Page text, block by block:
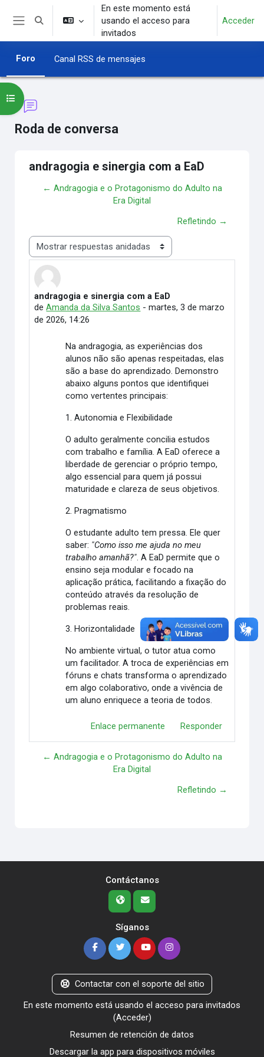
Salta al contenido principal
Selector de búsqueda de entrada
En este momento está
usando el acceso para
invitados
Acceder
Foro Canal RSS de mensajes
Roda de conversa
Abrir índice del curso
andragogia e sinergia com a EaD
← Andragogia e o Protagonismo do Adulto na
Era Digital
Refletindo →
Mostrar modo
andragogia e sinergia com a EaD
deAmanda da Silva Santos -martes, 3 de marzo
de 2026, 14:26
Número de respuestas: 0
Na andragogia, as experiências dos
alunos não são apenas respeitadas, elas
são a base do aprendizado. Demonstro
abaixo alguns pontos que identifiquei
como vertentes principais:
1. Autonomia e Flexibilidade
O adulto geralmente concilia estudos
com trabalho e família. A EaD oferece a
liberdade de gerenciar o próprio tempo,
algo essencial para quem já possui
maturidade e clareza de seus objetivos.
2. Pragmatismo
O estudante adulto tem pressa. Ele quer
saber: "Como isso me ajuda no meu
trabalho amanhã?". A EaD permite que o
ensino seja modular e focado na
aplicação prática, facilitando a fixação do
conteúdo através da resolução de
problemas reais.
3. Horizontalidade
No ambiente virtual, o tutor atua como
um facilitador. A troca de experiências em
fóruns e chats transforma o aprendizado
em algo colaborativo, onde a vivência de
um aluno enriquece a teoria de todos.
Enlace permanente Responder
← Andragogia e o Protagonismo do Adulto na
Era Digital
Refletindo →
Contáctanos
Síganos
Contactar con el soporte del sitio
En este momento está usando el acceso para invitados
(Acceder)
Resumen de retención de datos
Descargar la app para dispositivos móviles